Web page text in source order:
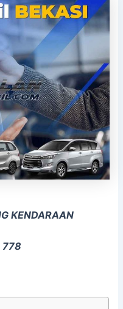
KENDARAAN
778